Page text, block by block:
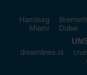
Hamburg
Miami
Dubai
dreamlines.nl